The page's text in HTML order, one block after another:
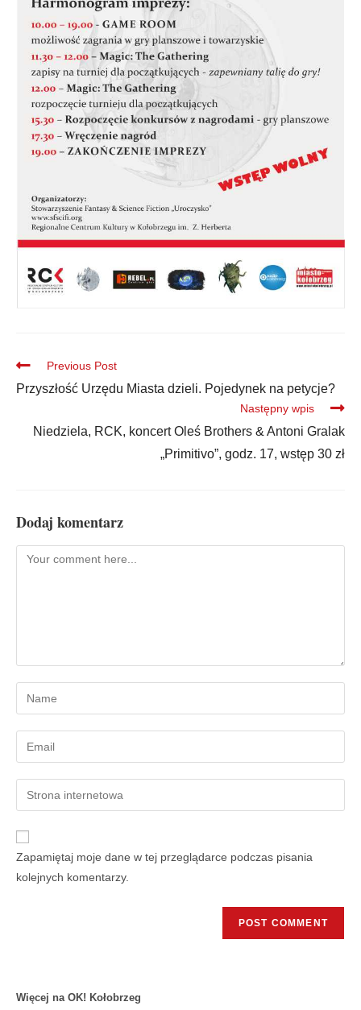
Previous Post
Przyszłość Urzędu Miasta dzieli. Pojedynek na petycje?
Następny wpis
Niedziela, RCK, koncert Oleś Brothers & Antoni Gralak
„Primitivo”, godz. 17, wstęp 30 zł
Dodaj komentarz
Zapamiętaj moje dane w tej przeglądarce podczas pisania
kolejnych komentarzy.
Więcej na OK! Kołobrzeg